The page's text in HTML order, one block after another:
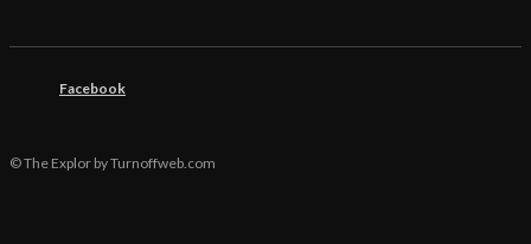
Facebook
© The Explor by Turnoffweb.com